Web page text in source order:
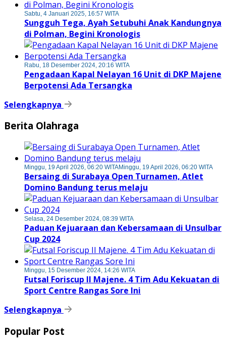
Sabtu, 4 Januari 2025, 16:57 WITA
Sungguh Tega, Ayah Setubuhi Anak Kandungnya
di Polman, Begini Kronologis
Rabu, 18 Desember 2024, 20:16 WITA
Pengadaan Kapal Nelayan 16 Unit di DKP Majene
Berpotensi Ada Tersangka
Selengkapnya
Berita Olahraga
Minggu, 19 April 2026, 06:20 WITAMinggu, 19 April 2026, 06:20 WITA
Bersaing di Surabaya Open Turnamen, Atlet
Domino Bandung terus melaju
Selasa, 24 Desember 2024, 08:39 WITA
Paduan Kejuaraan dan Kebersamaan di Unsulbar
Cup 2024
Minggu, 15 Desember 2024, 14:26 WITA
Futsal Foriscup II Majene. 4 Tim Adu Kekuatan di
Sport Centre Rangas Sore Ini
Selengkapnya
Popular Post